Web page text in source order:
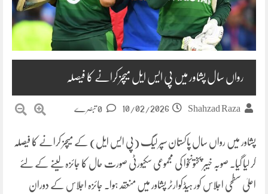
رواں سال پشاور میں پی ایس ایل میچز کرانے کا فیصلہ
Shahzad Raza
10/02/2026
پشاور میں رواں سال پاکستان سپر لیگ (پی ایس ایل) کے میچز کرانے کا فیصلہ
کر لیا گیا۔ صوبہ خیبر پختونخوا کی مجموعی سکیورٹی صورت حال کا جائزہ لینے کے لئے
اعلیٰ سطحی اجلاس کور ہیڈکوارٹر پشاور میں منعقد ہوا۔ جائزہ اجلاس کے دوران